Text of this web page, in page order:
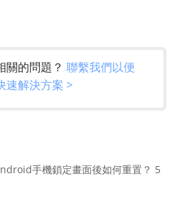
關的問題？ 聯繫我們以便
速解決方案 >
手機鎖定畫面後如何重置？ 5